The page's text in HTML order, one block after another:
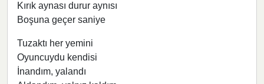
Kırık aynası durur aynısı
Boşuna geçer saniye
Tuzaktı her yemini
Oyuncuydu kendisi
İnandım, yalandı